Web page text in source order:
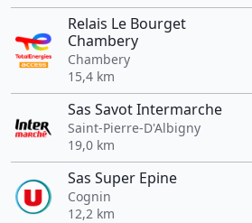
Relais Le Bourget
Chambery
Chambery
15,4 km
Sas Savot Intermarche
Saint-Pierre-D'Albigny
19,0 km
Sas Super Epine
Cognin
12,2 km